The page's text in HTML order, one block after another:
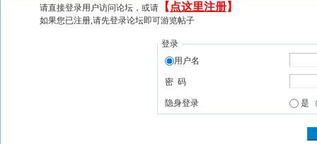
请直接登录用户访问论坛，或请 【 点这里注册】
如果您已注册,请先登录论坛即可游览帖子
登录
用户名
密 码
隐身登录 是